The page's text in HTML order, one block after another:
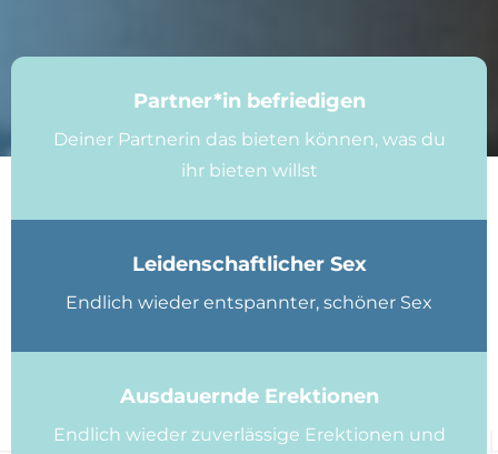
Partner*in befriedigen
Deiner Partnerin das bieten können, was du
ihr bieten willst
Leidenschaftlicher Sex
Endlich wieder entspannter, schöner Sex
Ausdauernde Erektionen
Endlich wieder zuverlässige Erektionen und